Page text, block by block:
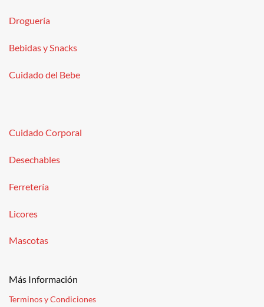
Droguería
Bebidas y Snacks
Cuidado del Bebe
Cuidado Corporal
Desechables
Ferretería
Licores
Mascotas
Más Información
Terminos y Condiciones